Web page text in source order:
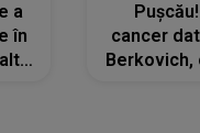
a
în
cancer